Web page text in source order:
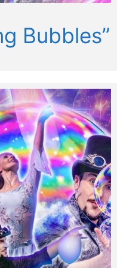
Bubbles”